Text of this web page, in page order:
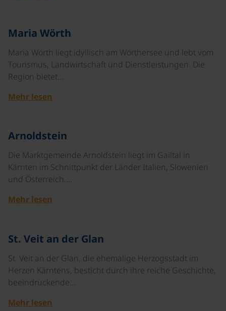
Maria Wörth
Maria Wörth liegt idyllisch am Wörthersee und lebt vom
Tourismus, Landwirtschaft und Dienstleistungen. Die
Region bietet…
Mehr lesen
Arnoldstein
Die Marktgemeinde Arnoldstein liegt im Gailtal in
Kärnten im Schnittpunkt der Länder Italien, Slowenien
und Österreich.…
Mehr lesen
St. Veit an der Glan
St. Veit an der Glan, die ehemalige Herzogsstadt im
Herzen Kärntens, besticht durch ihre reiche Geschichte,
beeindruckende…
Mehr lesen